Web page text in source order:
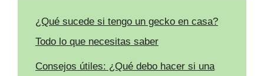
¿Qué sucede si tengo un gecko en casa?
Todo lo que necesitas saber
Consejos útiles: ¿Qué debo hacer si una